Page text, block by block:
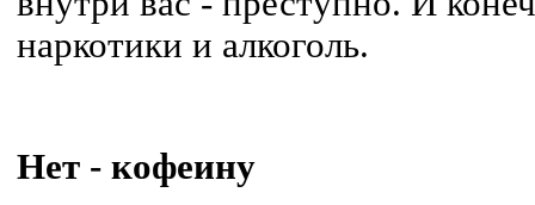
наркотики и алкоголь.
Нет - кофеину